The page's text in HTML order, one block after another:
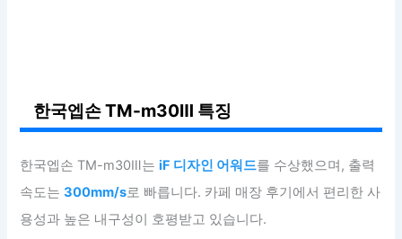
한국엡손 TM-m30Ⅲ 특징
한국엡손 TM-m30Ⅲ는iF 디자인 어워드를 수상했으며, 출력
속도는300mm/s로 빠릅니다. 카페 매장 후기에서 편리한 사
용성과 높은 내구성이 호평받고 있습니다.